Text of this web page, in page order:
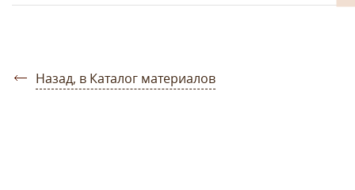
Назад, в Каталог материалов